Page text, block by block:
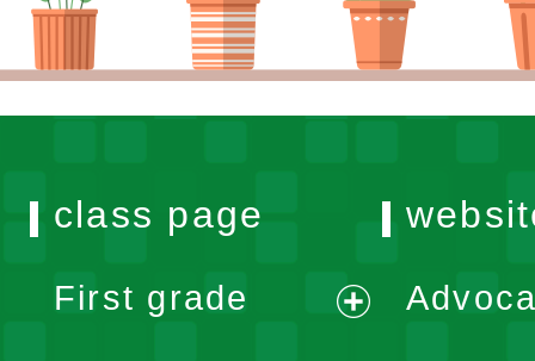
class page
First grade